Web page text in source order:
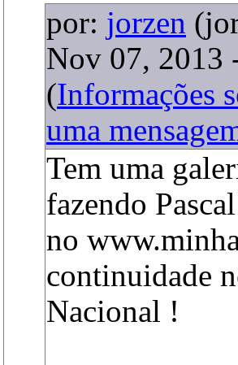
por: jorzen
Nov 07, 2013
(Informações
uma
Tem uma
fazendo
no
continuidade
Nacional !